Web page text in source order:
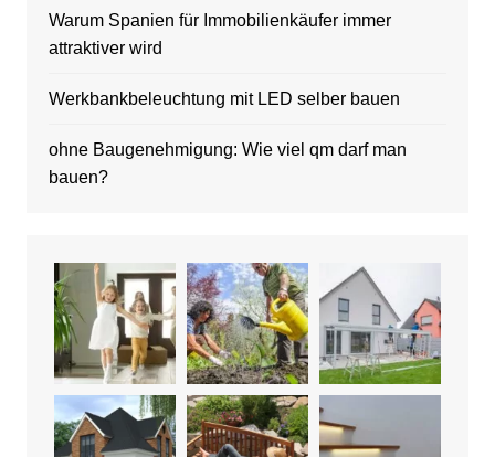
Warum Spanien für Immobilienkäufer immer
attraktiver wird
Werkbankbeleuchtung mit LED selber bauen
ohne Baugenehmigung: Wie viel qm darf man
bauen?